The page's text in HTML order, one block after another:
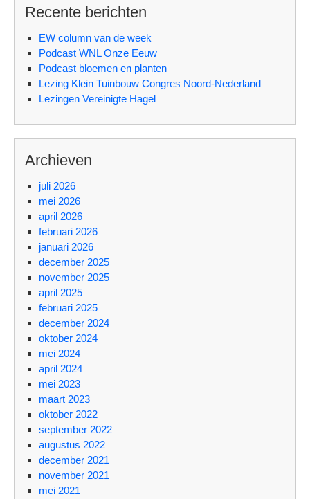
Recente berichten
EW column van de week
Podcast WNL Onze Eeuw
Podcast bloemen en planten
Lezing Klein Tuinbouw Congres Noord-Nederland
Lezingen Vereinigte Hagel
Archieven
juli 2026
mei 2026
april 2026
februari 2026
januari 2026
december 2025
november 2025
april 2025
februari 2025
december 2024
oktober 2024
mei 2024
april 2024
mei 2023
maart 2023
oktober 2022
september 2022
augustus 2022
december 2021
november 2021
mei 2021